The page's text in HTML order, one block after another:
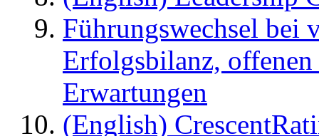
Führungswechsel bei
Erfolgsbilanz,
Erwartungen
(English)